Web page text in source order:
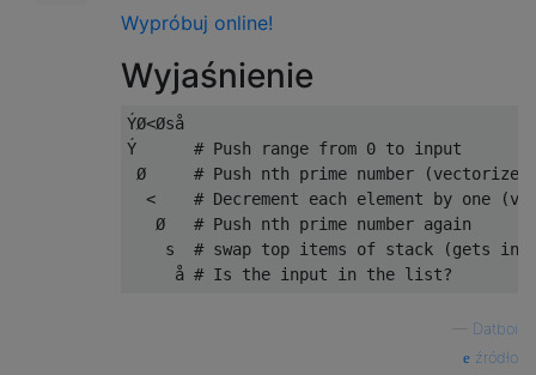
Wypróbuj online!
Wyjaśnienie
ÝØ<Øså
Ý      # Push range from 0 to input
Ø     # Push nth prime number
<    # Decrement each element by one
   Ø   # Push nth prime number again
s  # swap top items of stack (gets
Datboi
źródło